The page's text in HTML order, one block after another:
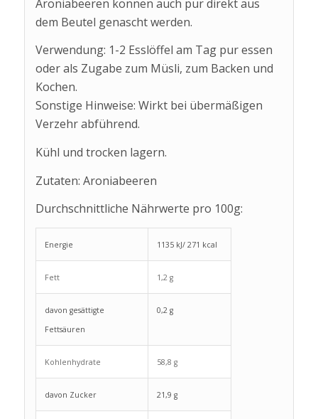
Aroniabeeren können auch pur direkt aus
dem Beutel genascht werden.
Verwendung: 1-2 Esslöffel am Tag pur essen
oder als Zugabe zum Müsli, zum Backen und
Kochen.
Sonstige Hinweise: Wirkt bei übermäßigen
Verzehr abführend.
Kühl und trocken lagern.
Zutaten: Aroniabeeren
Durchschnittliche Nährwerte pro 100g:
Energie 1135 kJ/ 271 kcal
Fett 1,2 g
davon gesättigte
Fettsäuren
0,2 g
Kohlenhydrate 58,8 g
davon Zucker 21,9 g